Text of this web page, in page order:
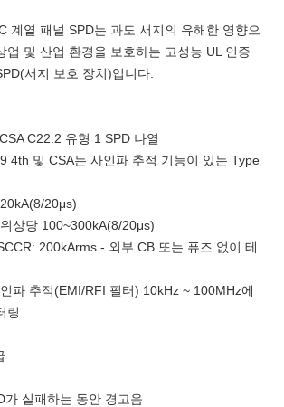
계열 패널 SPD는 과도 서지의 유해한 영향으
업 및 산업 환경을 보호하는 고성능 UL 인증
서지 보호 장치)입니다.
C22.2 유형 1 SPD 나열
4th 및 CSA는 사인파 추적 기능이 있는 Type
20μs)
상당 100~300kA(8/20μs)
200kArms - 외부 CB 또는 퓨즈 없이 테
파 추적(EMI/RFI 필터) 10kHz ~ 100MHz에
링
가 실패하는 동안 경고음